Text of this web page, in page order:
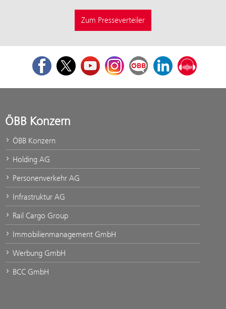
Zum Presseverteiler
FacebookTwitterYoutubeInstagramÖBB Corporate Blog
LinkedInPodcast
ÖBB Konzern
ÖBB Konzern
Holding AG
Personenverkehr AG
Infrastruktur AG
Rail Cargo Group
Immobilienmanagement GmbH
Werbung GmbH
BCC GmbH